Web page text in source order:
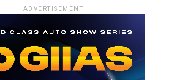
ADVERTISEMENT